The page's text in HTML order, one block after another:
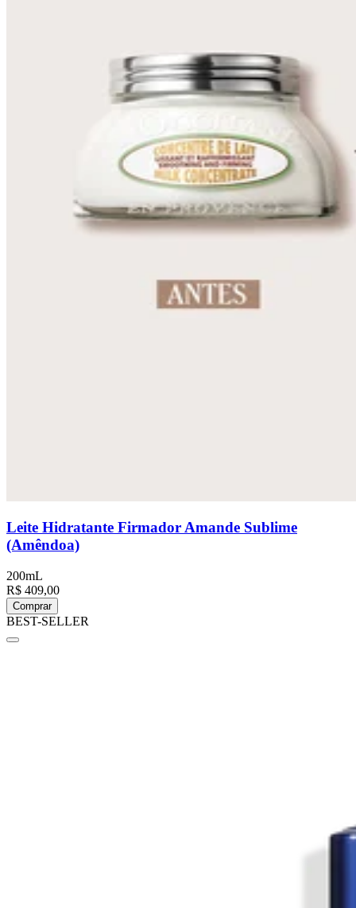
Leite Hidratante Firmador Amande Sublime
(Amêndoa)
200mL
R$ 409,00
Comprar
BEST-SELLER